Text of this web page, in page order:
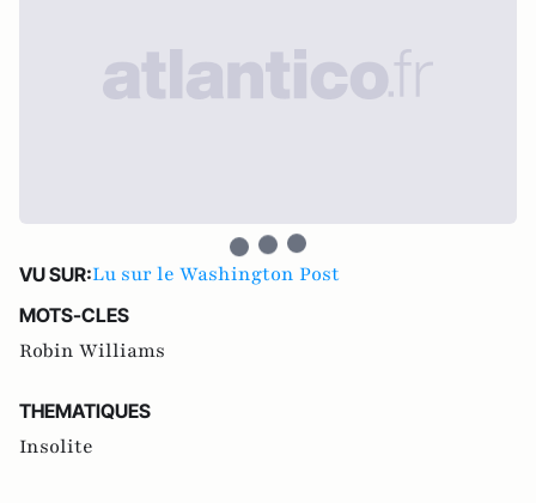
VU SUR:Lu sur le Washington Post
MOTS-CLES
Robin Williams
THEMATIQUES
Insolite